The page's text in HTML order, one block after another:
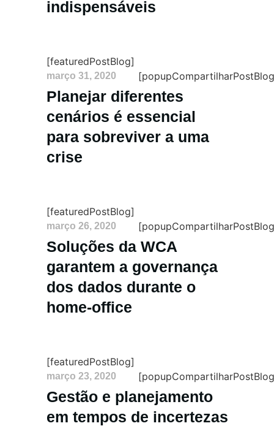
indispensáveis
[featuredPostBlog]
março 31, 2020
Planejar diferentes
cenários é essencial
para sobreviver a uma
crise
[featuredPostBlog]
março 26, 2020
Soluções da WCA
garantem a governança
dos dados durante o
home-office
[featuredPostBlog]
março 23, 2020
Gestão e planejamento
em tempos de incertezas